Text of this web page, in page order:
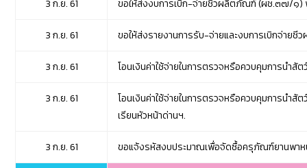
3 ก.ย. 61 ขอให้ส่งงบการเบิก-จ่ายชีวผลิตภัณฑ์ (ผช.๓๗/๑)
3 ก.ย. 61 ขอให้ส่งรายงานการรับ-จ่ายและงบการเบิกจ่า
3 ก.ย. 61 โอนเงินค่าใช้จ่ายในการตรวจหรือควบคุมการนำ
3 ก.ย. 61
โอนเงินค่าใช้จ่ายในการตรวจหรือควบคุมการนำ
เรียนหัวหน้าด่านฯ.
3 ก.ย. 61 ขอแจ้งรหัสงบประมาณเพื่อจัดซื้อครุภัณฑ์ยานพาห